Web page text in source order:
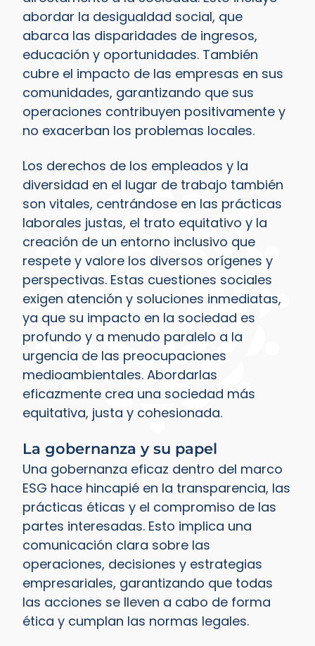
abordar la desigualdad social, que
abarca las disparidades de ingresos,
educación y oportunidades. También
cubre el impacto de las empresas en sus
comunidades, garantizando que sus
operaciones contribuyen positivamente y
no exacerban los problemas locales.
Los derechos de los empleados y la
diversidad en el lugar de trabajo también
son vitales, centrándose en las prácticas
laborales justas, el trato equitativo y la
creación de un entorno inclusivo que
respete y valore los diversos orígenes y
perspectivas. Estas cuestiones sociales
exigen atención y soluciones inmediatas,
ya que su impacto en la sociedad es
profundo y a menudo paralelo a la
urgencia de las preocupaciones
medioambientales. Abordarlas
eficazmente crea una sociedad más
equitativa, justa y cohesionada.
La gobernanza y su papel
Una gobernanza eficaz dentro del marco
ESG hace hincapié en la transparencia, las
prácticas éticas y el compromiso de las
partes interesadas. Esto implica una
comunicación clara sobre las
operaciones, decisiones y estrategias
empresariales, garantizando que todas
las acciones se lleven a cabo de forma
ética y cumplan las normas legales.